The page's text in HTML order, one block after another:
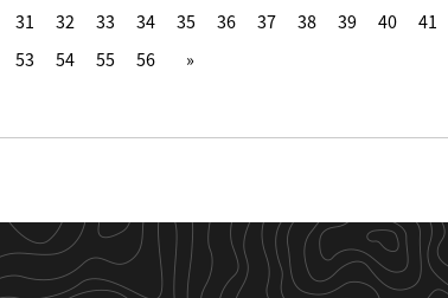
31 32 33 34 35 36 37 38 39 40 41
53 54 55 56